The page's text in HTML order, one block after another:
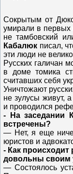
Сокрытым от
умирали в первых
не тамбовский
Кабалюк писал,
эти люди не
Русских галичан
в доме томика
считавших себя
Уничтожают
не зулусы живут,
и проводился
- На заседании
встречены?
— Нет, я еще
юристов и
- Как
довольны своим
— Состоялось